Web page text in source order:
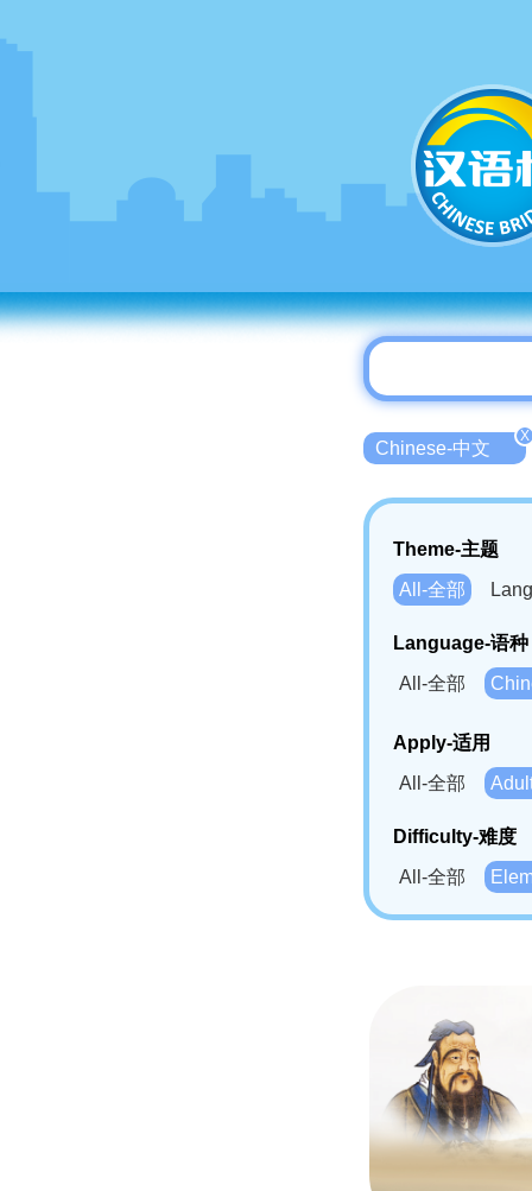
Chinese-中文
X
Theme-主题
All-全部
Language-语种
All-全部
Bahasa
Swahili(SW)-
Apply-适用
All-全部
Difficulty-难度
All-全部